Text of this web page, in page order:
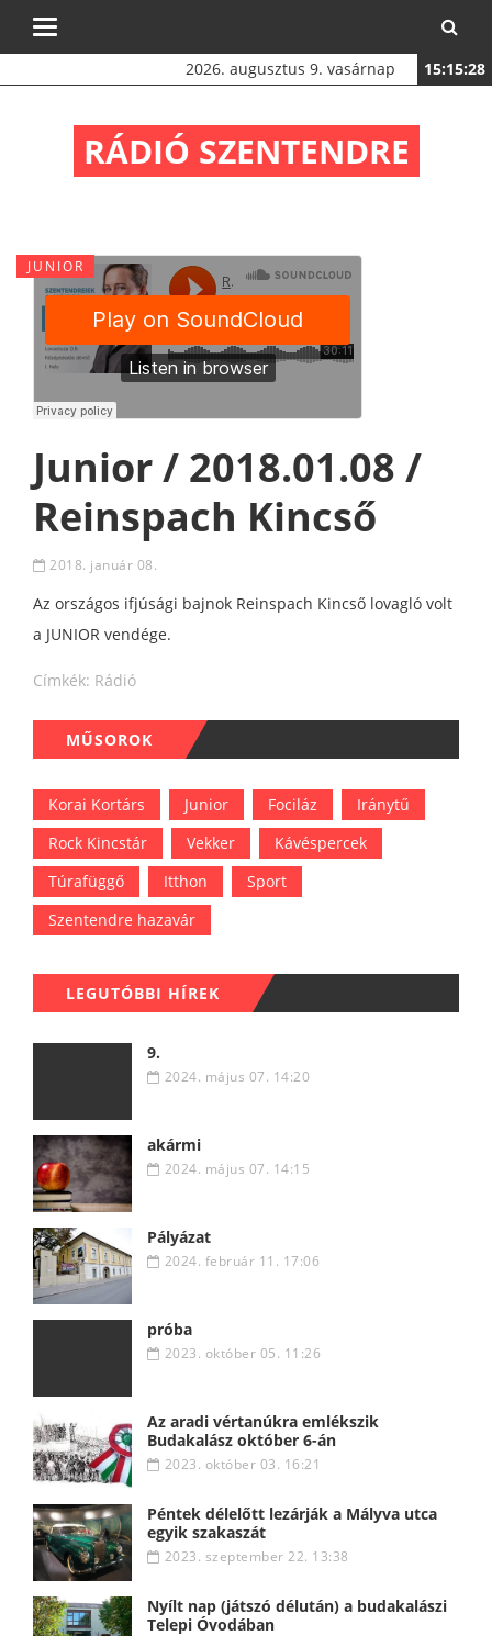
Toggle
2026. augusztus 9. vasárnap 15:15:28
RÁDIÓ SZENTENDRE
JUNIOR
Junior / 2018.01.08 /
Reinspach Kincső
2018. január 08.
Az országos ifjúsági bajnok Reinspach Kincső lovagló volt
a JUNIOR vendége.
Címkék: Rádió
MŰSOROK
Korai Kortárs Junior Fociláz
Iránytű
Rock Kincstár
Vekker
Kávéspercek
Túrafüggő
Itthon
Sport
Szentendre hazavár
LEGUTÓBBI HÍREK
9.
2024. május 07. 14:20
akármi
2024. május 07. 14:15
Pályázat
2024. február 11. 17:06
próba
2023. október 05. 11:26
Az aradi vértanúkra emlékszik
Budakalász október 6-án
2023. október 03. 16:21
Péntek délelőtt lezárják a Mályva utca
egyik szakaszát
2023. szeptember 22. 13:38
Nyílt nap (játszó délután) a budakalászi
Telepi Óvodában